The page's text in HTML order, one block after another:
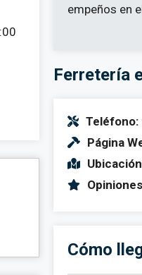
empeños en
Ferretería
Teléfono:
Página
Cómo